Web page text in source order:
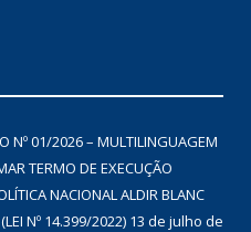
Nº 01/2026 – MULTILINGUAGEM
TERMO DE EXECUÇÃO
NACIONAL ALDIR BLANC
Nº 14.399/2022) 13 de julho de